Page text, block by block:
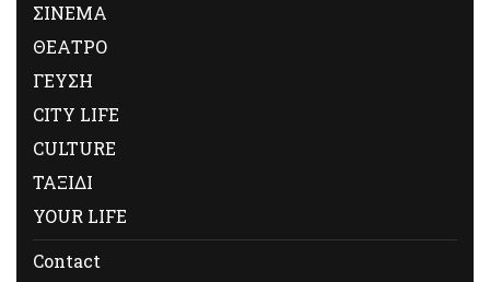
ΣΙΝΕΜΑ
ΘΕΑΤΡΟ
ΓΕΥΣΗ
CITY LIFE
CULTURE
ΤΑΞΙΔΙ
YOUR LIFE
Contact